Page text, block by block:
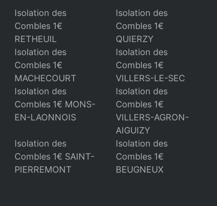
Isolation des
Combles 1€
RETHEUIL
Isolation des
Combles 1€
QUIERZY
Isolation des
Combles 1€
MACHECOURT
Isolation des
Combles 1€
VILLERS-LE-SEC
Isolation des
Combles 1€ MONS-
EN-LAONNOIS
Isolation des
Combles 1€
VILLERS-AGRON-
AIGUIZY
Isolation des
Combles 1€ SAINT-
PIERREMONT
Isolation des
Combles 1€
BEUGNEUX